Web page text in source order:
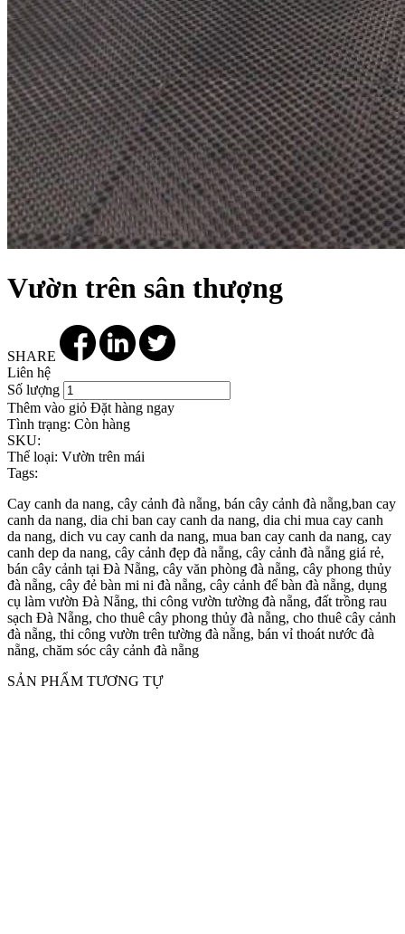
Vườn trên sân thượng
SHARE
Liên hệ
Số lượng
Thêm vào giỏ Đặt hàng ngay
Tình trạng: Còn hàng
SKU:
Thể loại: Vườn trên mái
Tags:
Cay canh da nang, cây cảnh đà nẵng, bán cây cảnh đà nẵng,ban cay
canh da nang, dia chi ban cay canh da nang, dia chi mua cay canh
da nang, dich vu cay canh da nang, mua ban cay canh da nang, cay
canh dep da nang, cây cảnh đẹp đà nẵng, cây cảnh đà nẵng giá rẻ,
bán cây cảnh tại Đà Nẵng, cây văn phòng đà nẵng, cây phong thủy
đà nẵng, cây đẻ bàn mi ni đà nẵng, cây cảnh để bàn đà nẵng, dụng
cụ làm vườn Đà Nẵng, thi công vườn tường đà nẵng, đất trồng rau
sạch Đà Nẵng, cho thuê cây phong thủy đà nẵng, cho thuê cây cảnh
đà nẵng, thi công vườn trên tường đà nẵng, bán vỉ thoát nước đà
nẵng, chăm sóc cây cảnh đà nẵng
SẢN PHẨM TƯƠNG TỰ